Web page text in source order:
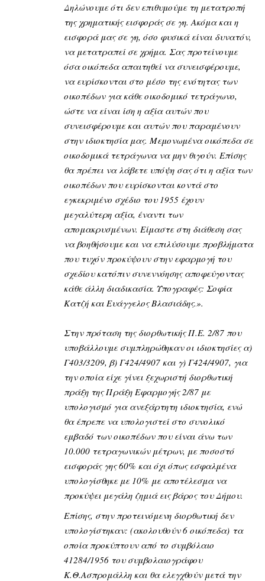
Δηλώνουμε ότι δεν επιθυμούμε τη μετατροπή
της χρηματικής εισφοράς σε γη. Ακόμα και η
εισφορά μας σε γη, όσο φυσικά είναι δυνατόν,
να μετατραπεί σε χρήμα. Σας προτείνουμε
όσα οικόπεδα απαιτηθεί να συνεισφέρουμε,
να ευρίσκονται στο μέσο της ενότητας των
οικοπέδων για κάθε οικοδομικό τετράγωνο,
ώστε να είναι ίση η αξία αυτών που
συνεισφέρουμε και αυτών που παραμένουν
στην ιδιοκτησία μας. Μεμονωμένα οικόπεδα σε
οικοδομικά τετράγωνα να μην θιγούν. Επίσης
θα πρέπει να λάβετε υπόψη σας ότι η αξία των
οικοπέδων που ευρίσκονται κοντά στο
εγκεκριμένο σχέδιο του 1955 έχουν
μεγαλύτερη αξία, έναντι των
απομακρυσμένων. Είμαστε στη διάθεση σας
να βοηθήσουμε και να επιλύσουμε προβλήματα
που τυχόν προκύψουν στην εφαρμογή του
σχεδίου κατόπιν συνεννόησης αποφεύγοντας
κάθε άλλη διαδικασία. Υπογραφές: Σοφία
Κατζή και Ευάγγελος Βλασιάδης.».
Στην πρόταση της διορθωτικής Π.Ε. 2/87 που
υποβάλλουμε συμπληρώθηκαν οι ιδιοκτησίες α)
Γ403/3209, β) Γ424/4907 και γ) Γ424/4907, για
την οποία είχε γίνει ξεχωριστή διορθωτική
πράξη της Πράξη Εφαρμογής 2/87 με
υπολογισμό για ανεξάρτητη ιδιοκτησία, ενώ
θα έπρεπε να υπολογιστεί στο συνολικό
εμβαδό των οικοπέδων που είναι άνω των
10.000 τετραγωνικών μέτρων, με ποσοστό
εισφοράς γης 60% και όχι όπως εσφαλμένα
υπολογίσθηκε με 10% με αποτέλεσμα να
προκύψει μεγάλη ζημιά εις βάρος του Δήμου.
Επίσης, στην προτεινόμενη διορθωτική δεν
υπολογίστηκαν: (ακολουθούν 6 οικόπεδα) τα
οποία προκύπτουν από το συμβόλαιο
41284/1956 του συμβολαιογράφου
Κ.Θ.Ασπρομάλλη και θα ελεγχθούν μετά την